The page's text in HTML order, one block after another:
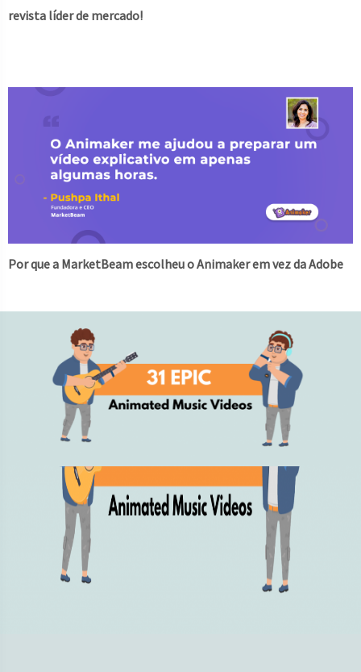
revista líder de mercado!
Por que a MarketBeam escolheu o Animaker em vez da Adobe